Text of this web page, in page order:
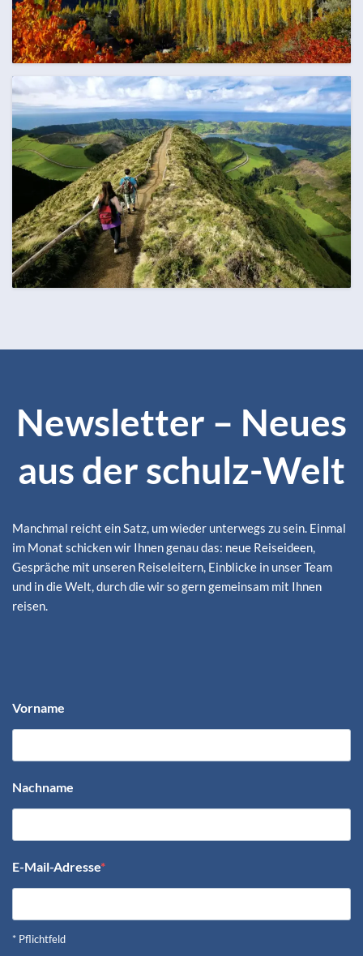
SEPTEMBER
125 Termine
Alle Monate ansehen
Newsletter – Neues
aus der schulz-Welt
Manchmal reicht ein Satz, um wieder unterwegs zu sein. Einmal
im Monat schicken wir Ihnen genau das: neue Reiseideen,
Gespräche mit unseren Reiseleitern, Einblicke in unser Team
und in die Welt, durch die wir so gern gemeinsam mit Ihnen
reisen.
Vorname
Nachname
E-Mail-Adresse
* Pflichtfeld